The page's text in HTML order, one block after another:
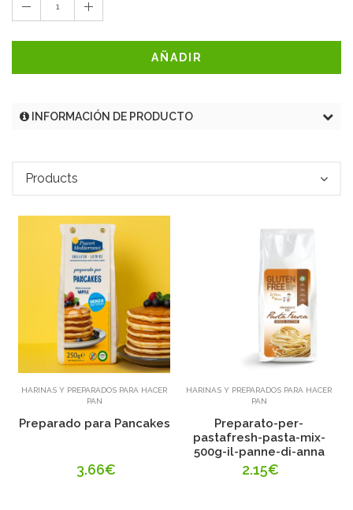
1
AÑADIR
INFORMACIÓN DE PRODUCTO
Products
Añadir
HARINAS Y PREPARADOS PARA HACER
PAN
Preparado para Pancakes
3.66€
Añadir
HARINAS Y PREPARADOS PARA HACER
PAN
Preparato-per-
pastafresh-pasta-mix-
500g-il-panne-di-anna
2.15€